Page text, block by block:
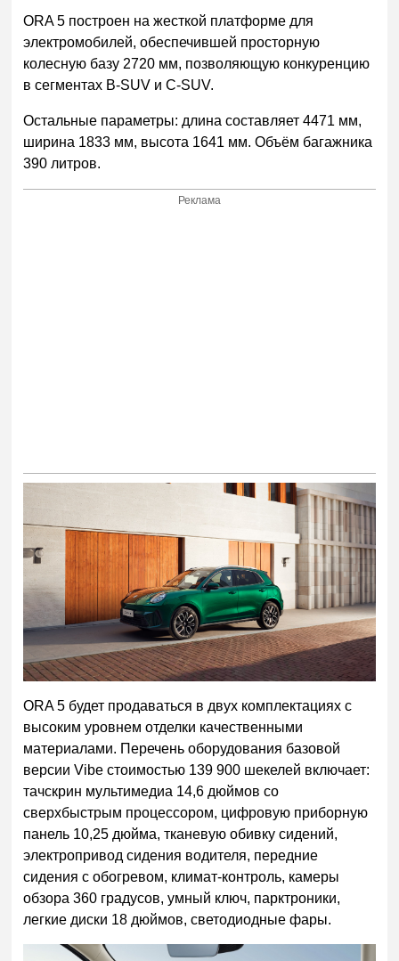
ORA 5 построен на жесткой платформе для
электромобилей, обеспечившей просторную
колесную базу 2720 мм, позволяющую конкуренцию
в сегментах B-SUV и C-SUV.
Остальные параметры: длина составляет 4471 мм,
ширина 1833 мм, высота 1641 мм. Объём багажника
390 литров.
Реклама
ORA 5 будет продаваться в двух комплектациях с
высоким уровнем отделки качественными
материалами. Перечень оборудования базовой
версии Vibe стоимостью 139 900 шекелей включает:
тачскрин мультимедиа 14,6 дюймов со
сверхбыстрым процессором, цифровую приборную
панель 10,25 дюйма, тканевую обивку сидений,
электропривод сидения водителя, передние
сидения с обогревом, климат-контроль, камеры
обзора 360 градусов, умный ключ, парктроники,
легкие диски 18 дюймов, светодиодные фары.